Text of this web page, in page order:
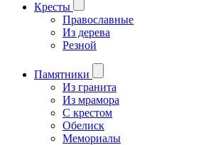
Кресты
Православные
Из дерева
Резной
Памятники
Из гранита
Из мрамора
С крестом
Обелиск
Мемориалы